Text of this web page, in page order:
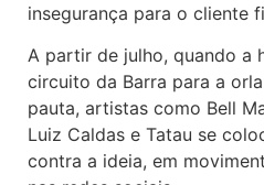
insegurança para o cliente
A partir de julho, quando a
circuito da Barra para a
pauta, artistas como Bell
Luiz Caldas e Tatau se
contra a ideia, em